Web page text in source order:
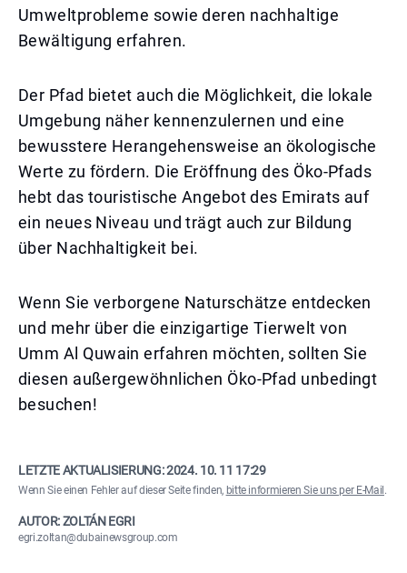
Umweltprobleme sowie deren nachhaltige
Bewältigung erfahren.
Der Pfad bietet auch die Möglichkeit, die lokale
Umgebung näher kennenzulernen und eine
bewusstere Herangehensweise an ökologische
Werte zu fördern. Die Eröffnung des Öko-Pfads
hebt das touristische Angebot des Emirats auf
ein neues Niveau und trägt auch zur Bildung
über Nachhaltigkeit bei.
Wenn Sie verborgene Naturschätze entdecken
und mehr über die einzigartige Tierwelt von
Umm Al Quwain erfahren möchten, sollten Sie
diesen außergewöhnlichen Öko-Pfad unbedingt
besuchen!
LETZTE AKTUALISIERUNG:2024. 10. 11 17:29
Wenn Sie einen Fehler auf dieser Seite finden, bitte informieren Sie uns per E-Mail .
AUTOR: ZOLTÁN EGRI
egri.zoltan@dubainewsgroup.com